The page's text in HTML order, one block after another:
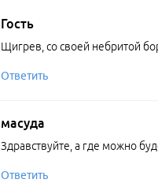
Гость
Щигрев, со своей небритой
Ответить
масуда
Здравствуйте, а где можно
Ответить